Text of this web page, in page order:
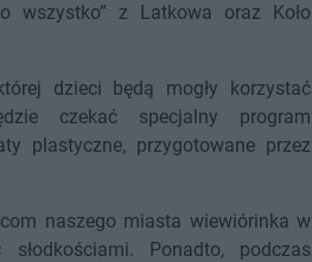
wszystko” z Latkowa oraz Koło
dzieci będą mogły korzystać
czekać specjalny program
plastyczne, przygotowane przez
naszego miasta wiewiórinka w
Ponadto, podczas